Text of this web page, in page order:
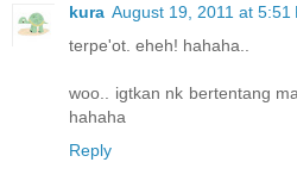
kura August 19, 2011 at 5:51
terpe'ot. eheh! hahaha..
woo.. igtkan nk bertentang
hahaha
Reply